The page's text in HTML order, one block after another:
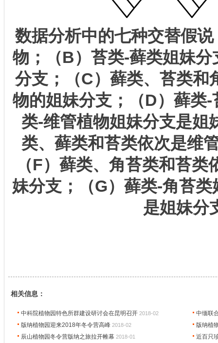
数据分析中的七种交替假说
物；（B）苔类-藓类姐妹分
分支；（C）藓类、苔类和
物的姐妹分支；（D）藓类-
类-维管植物姐妹分支是姐
类、藓类和苔类依次是维
（F）藓类、角苔类和苔类
妹分支；（G）藓类-角苔类
是姐妹分
相关信息：
中科院植物园特色所群建设研讨会在昆明召开 2018-02
中缅联
版纳植物园迎来2018年冬令营高峰 2018-02
版纳植
辰山植物园冬令营版纳之旅拉开帷幕 2018-01
近百只